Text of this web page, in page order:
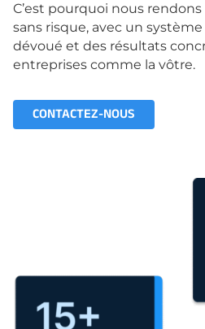
C’est pourquoi nous
sans risque, avec un
dévoué et des résultats
entreprises comme la vôtre.
CONTACTEZ-NOUS